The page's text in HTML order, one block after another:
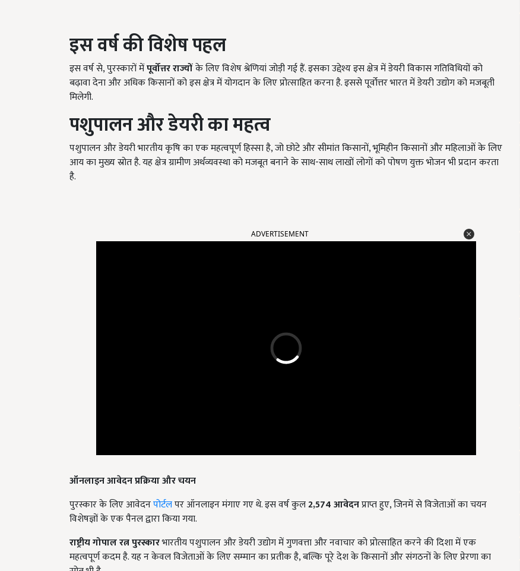
इस वर्ष की विशेष पहल
इस वर्ष से, पुरस्कारों मेंपूर्वोत्तर राज्योंके लिए विशेष श्रेणियां जोड़ी गई हैं. इसका उद्देश्य इस क्षेत्र में डेयरी विकास गतिविधियों को
बढ़ावा देना और अधिक किसानों को इस क्षेत्र में योगदान के लिए प्रोत्साहित करना है. इससे पूर्वोत्तर भारत में डेयरी उद्योग को मजबूती
मिलेगी.
पशुपालन और डेयरी का महत्व
पशुपालन और डेयरी भारतीय कृषि का एक महत्वपूर्ण हिस्सा है, जो छोटे और सीमांत किसानों, भूमिहीन किसानों और महिलाओं के लिए
आय का मुख्य स्रोत है. यह क्षेत्र ग्रामीण अर्थव्यवस्था को मजबूत बनाने के साथ-साथ लाखों लोगों को पोषण युक्त भोजन भी प्रदान करता
है.
पुरस्कार के लिए आवेदन
विशेषज्ञों के एक पैनल द्वारा किया गया.
राष्ट्रीय गोपाल रत्न पुरस्कार
महत्वपूर्ण कदम है. यह न केवल विजेताओं के लिए सम्मान का प्रतीक है, बल्कि पूरे देश के किसानों और संगठनों के लिए प्रेरणा का
स्रोत भी है.